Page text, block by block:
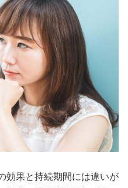
効果と持続期間には違いが